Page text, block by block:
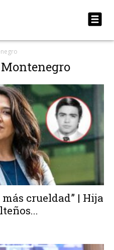
más crueldad” | Hija